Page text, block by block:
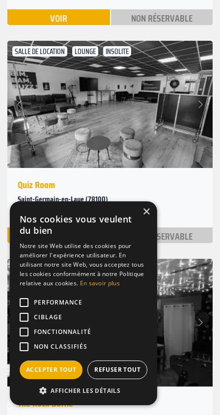
VOIR NON RÉSERVABLE
SALLE DE LOCATION LOUNGE INSOLITE
Précédent
Suivant
Quiz Room
Saint-Germain-en-Laye (78100)
VOIR NON RÉSERVABLE
BAR / RESTAURANT BRANCHÉ RHUMS
Précédent
Suivant
The Rock Bottle
×
Nos cookies vous veulent
du bien
Notre site Web utilise des cookies pour
améliorer l'expérience utilisateur. En
utilisant notre site Web, vous acceptez tous
les cookies conformément à notre Politique
relative aux cookies. En savoir plus
PERFORMANCE
CIBLAGE
FONCTIONNALITÉ
NON CLASSIFIÉS
ACCEPTER TOUT REFUSER TOUT
AFFICHER LES DÉTAILS